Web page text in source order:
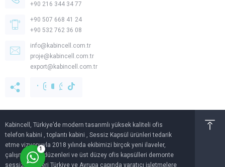
+90 216 344 34 77
+90 507 668 41 24
+90 532 762 36 08
info@kabincell.com.tr
proje@kabincell.com.tr
export@kabincell.com.tr
Kabincell, Türkiye’de modern tasarımlı yüksek kaliteli ofis
telefon kabini , toplantı kabini , Sessiz Kapsül ürünleri tedarik
etme vizyonuyla 2018 yılında ekibimizi birçok yeni ilaveler,
çalışma alanı düzenleri ve üst düzey ofis kapsülleri demonte
sessiz kabinleri Türkiye ve Avrupa çapında yaratıcı işletmelere
Müşteri Temsilcisi -
Kabincell
1